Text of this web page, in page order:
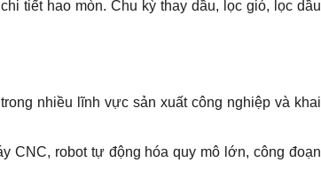
tiết hao mòn. Chu kỳ thay dầu, lọc gió, lọc dầu
nhiều lĩnh vực sản xuất công nghiệp và khai
CNC, robot tự động hóa quy mô lớn, công đoạn